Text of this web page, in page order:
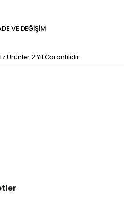
VE DEĞIŞIM
Ürünler 2 Yıl Garantilidir